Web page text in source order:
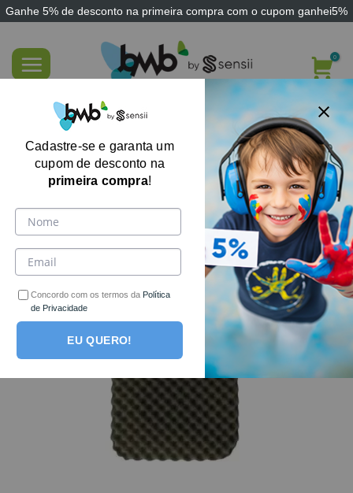
Ganhe 5% de desconto na primeira compra com o cupom ganhei5%
content
Almofada Pilow Top Perfilada para
Cadeira
Cadastre-se e garanta um
cupom de desconto na
primeira compra!
Concordo com os termos da Política
de Privacidade
EU QUERO!